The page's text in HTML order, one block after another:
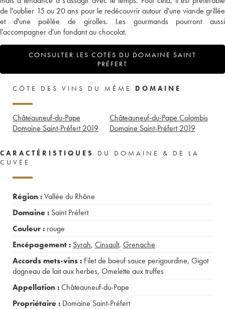
de l'oublier 15 ou 20 ans pour le redécouvrir autour d'une viande grillée
et d'une poêlée de girolles. Les gourmands pourront aussi
l'accompagner d'un fondant au chocolat.
CONSULTER LES COTES DU DOMAINE SAINT
PRÉFERT
CÔTE DES VINS DU MÊME DOMAINE
Châteauneuf-du-Pape
Domaine Saint-Préfert 2019
Châteauneuf-du-Pape Colombis
Domaine Saint-Préfert 2019
CARACTÉRISTIQUES
DU DOMAINE & DE LA
CUVÉE
Région :Vallée du Rhône
Domaine : Saint Préfert
Couleur : rouge
Encépagement : Syrah, Cinsault, Grenache
Accords mets-vins : Filet de boeuf sauce perigourdine, Gigot
dagneau de lait aux herbes, Omelette aux truffes
Appellation :Châteauneuf-du-Pape
Propriétaire : Domaine Saint-Préfert